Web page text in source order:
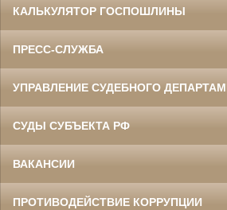
КАЛЬКУЛЯТОР ГОСПОШЛИНЫ
ПРЕСС-СЛУЖБА
УПРАВЛЕНИЕ СУДЕБНОГО
СУДЫ СУБЪЕКТА РФ
ВАКАНСИИ
ПРОТИВОДЕЙСТВИЕ КОРРУПЦИИ